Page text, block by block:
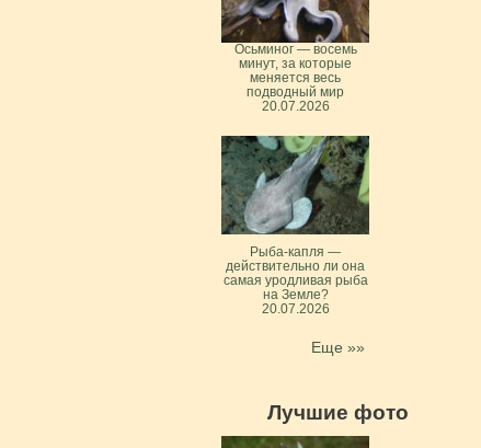
Осьминог — восемь
минут, за которые
меняется весь
подводный мир
20.07.2026
Рыба-капля —
действительно ли она
самая уродливая рыба
на Земле?
20.07.2026
Еще »»
Лучшие фото